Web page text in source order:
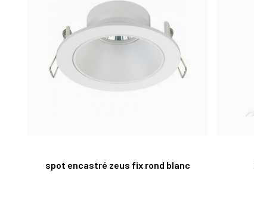
spot encastré zeus fix rond blanc